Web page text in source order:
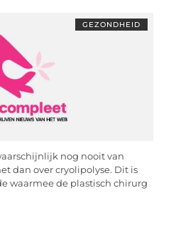
GEZONDHEID
nog nooit van
dan over cryolipolyse. Dit is
waarmee de plastisch chirurg